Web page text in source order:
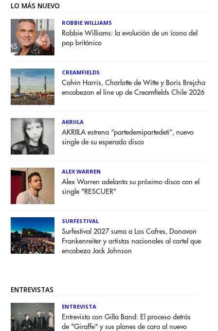
LO MÁS NUEVO
ROBBIE WILLIAMS
Robbie Williams: la evolución de un ícono del
pop británico
CREAMFIELDS
Calvin Harris, Charlotte de Witte y Boris Brejcha
encabezan el line up de Creamfields Chile 2026
AKRIILA
AKRIILA estrena “partedemipartedeti”, nuevo
single de su esperado disco
ALEX WARREN
Alex Warren adelanta su próximo disco con el
single "RESCUER"
SURFESTIVAL
Surfestival 2027 suma a Los Cafres, Donavon
Frankenreiter y artistas nacionales al cartel que
encabeza Jack Johnson
ENTREVISTAS
ENTREVISTA
Entrevista con Gilla Band: El proceso detrás
de "Giraffe" y sus planes de cara al nuevo